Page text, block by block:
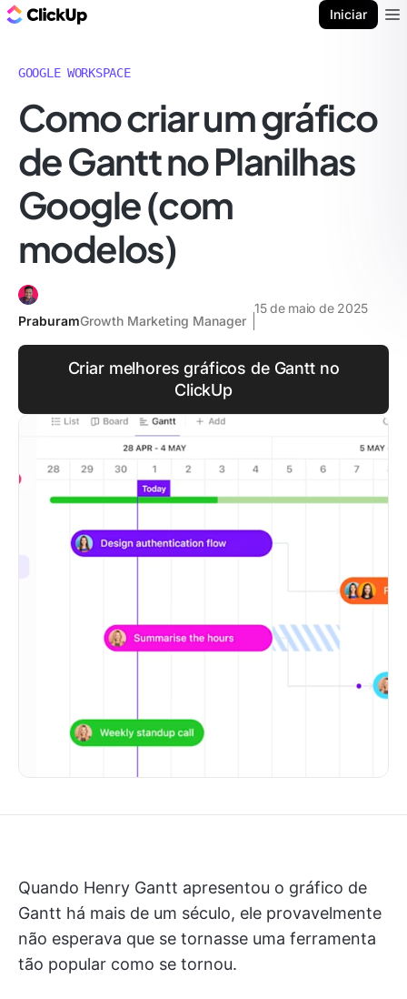
Iniciar
GOOGLE WORKSPACE
Como criar um gráfico
de Gantt no Planilhas
Google (com
modelos)
PraburamGrowth Marketing Manager
15 de maio de 2025
Criar melhores gráficos de Gantt no
ClickUp
Quando Henry Gantt apresentou o gráfico de
Gantt há mais de um século, ele provavelmente
não esperava que se tornasse uma ferramenta
tão popular como se tornou.